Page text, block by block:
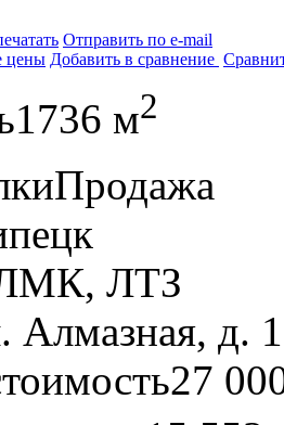
Отправить по e-mail
цены Добавить в сравнение
1736 м2
Продажа
ЛТЗ
Алмазная, д.
27